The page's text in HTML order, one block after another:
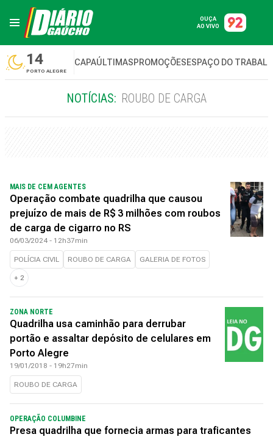
OUÇA
AO VIVO
14
PORTO ALEGRE
CAPAÚLTIMASPROMOÇÕESESPAÇO DO
NOTÍCIAS: ROUBO DE CARGA
MAIS DE CEM AGENTES
Operação combate quadrilha que causou
prejuízo de mais de R$ 3 milhões com roubos
de carga de cigarro no RS
06/03/2024 - 12h37min
POLÍCIA CIVIL ROUBO DE CARGA GALERIA DE FOTOS
+ 2
ZONA NORTE
Quadrilha usa caminhão para derrubar
portão e assaltar depósito de celulares em
Porto Alegre
19/01/2018 - 19h27min
ROUBO DE CARGA
OPERAÇÃO COLUMBINE
Presa quadrilha que fornecia armas para traficantes